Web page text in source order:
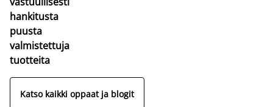
hankitusta
puusta
valmistettuja
tuotteita
Katso kaikki oppaat ja blogit